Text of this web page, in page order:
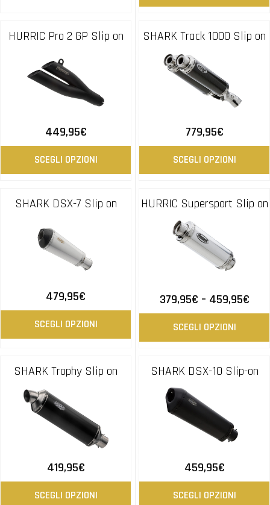
HURRIC Pro 2 GP Slip on
449,95€
SCEGLI OPZIONI
SHARK Track 1000 Slip on
779,95€
SCEGLI OPZIONI
SHARK DSX-7 Slip on
479,95€
SCEGLI OPZIONI
HURRIC Supersport Slip on
379,95€ – 459,95€
SCEGLI OPZIONI
SHARK Trophy Slip on
419,95€
SCEGLI OPZIONI
SHARK DSX-10 Slip-on
459,95€
SCEGLI OPZIONI